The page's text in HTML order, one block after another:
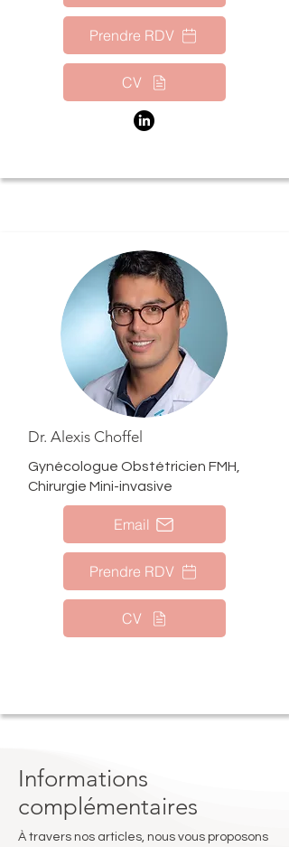
Prendre RDV
CV
Dr. Alexis Choffel
Gynécologue Obstétricien FMH,
Chirurgie Mini-invasive
Email
Prendre RDV
CV
Informations
complémentaires
À travers nos articles, nous vous proposons